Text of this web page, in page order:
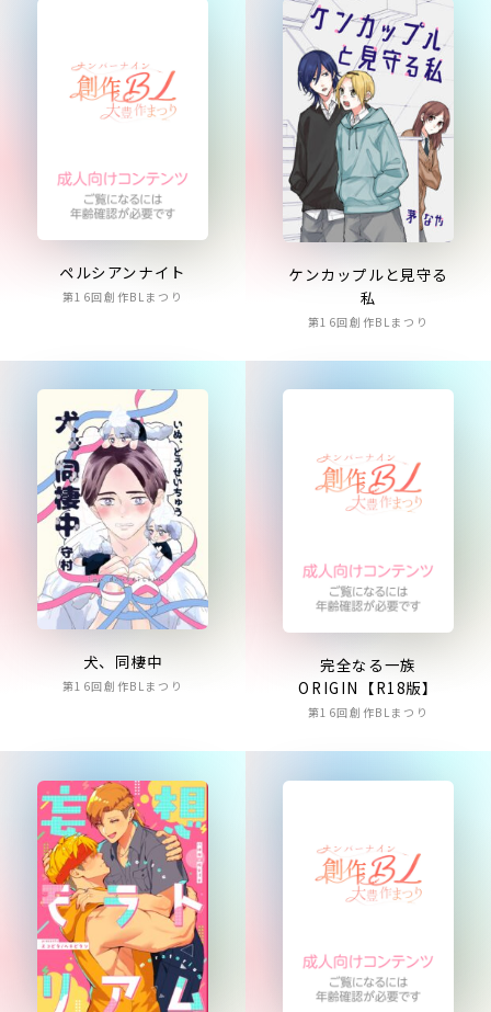
ペルシアンナイト
第16回創作BLまつり
ケンカップルと見守る
私
第16回創作BLまつり
犬、同棲中
第16回創作BLまつり
完全なる一族
ORIGIN【R18版】
第16回創作BLまつり